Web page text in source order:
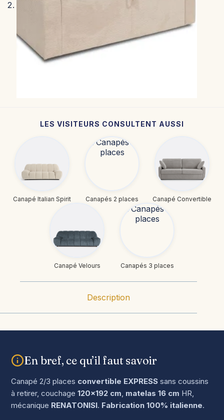
LES VISITEURS CONSULTENT AUSSI
Canapé Italian Spirit Canapés 2 places Canapé Convertible
Canapé Velours Canapés 3 places
Description
En bref, ce qu’il faut savoir
Canapé 2/3 places convertible EXPRESS sans coussins
à retirer, couchage120×192 cm, matelas 16 cm HR,
mécanique RENATONISI. Fabrication 100% italienne.